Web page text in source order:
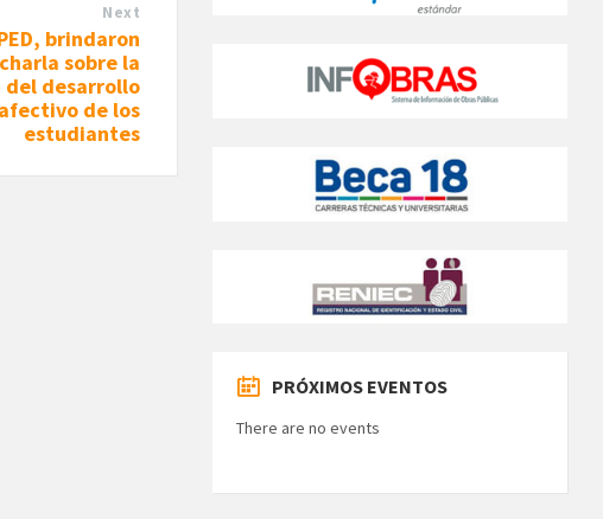
Next
brindaron
sobre la
desarrollo
de los
estudiantes
PRÓXIMOS EVENTOS
There are no events